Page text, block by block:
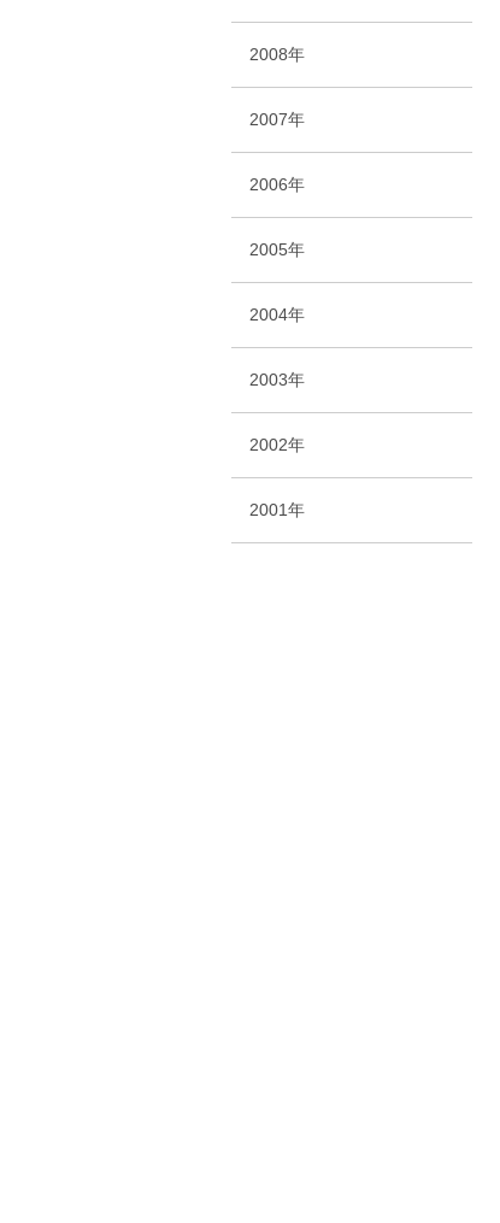
2008年
2007年
2006年
2005年
2004年
2003年
2002年
2001年